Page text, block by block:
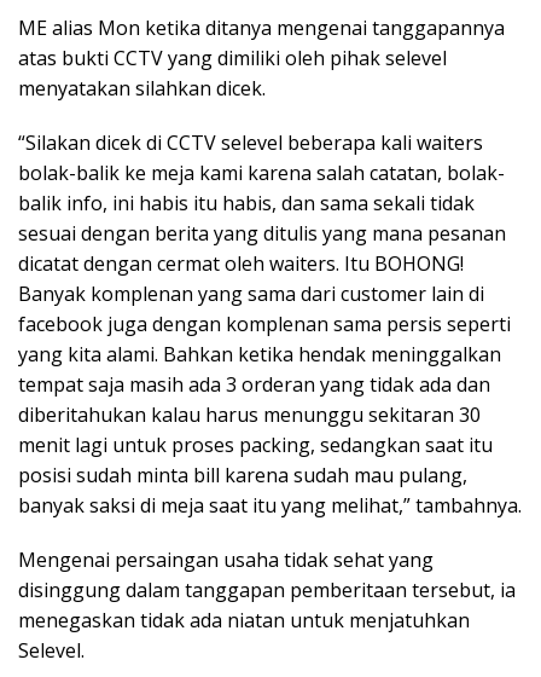
ME alias Mon ketika ditanya mengenai tanggapannya
atas bukti CCTV yang dimiliki oleh pihak selevel
menyatakan silahkan dicek.
“Silakan dicek di CCTV selevel beberapa kali waiters
bolak-balik ke meja kami karena salah catatan, bolak-
balik info, ini habis itu habis, dan sama sekali tidak
sesuai dengan berita yang ditulis yang mana pesanan
dicatat dengan cermat oleh waiters. Itu BOHONG!
Banyak komplenan yang sama dari customer lain di
facebook juga dengan komplenan sama persis seperti
yang kita alami. Bahkan ketika hendak meninggalkan
tempat saja masih ada 3 orderan yang tidak ada dan
diberitahukan kalau harus menunggu sekitaran 30
menit lagi untuk proses packing, sedangkan saat itu
posisi sudah minta bill karena sudah mau pulang,
banyak saksi di meja saat itu yang melihat,” tambahnya.
Mengenai persaingan usaha tidak sehat yang
disinggung dalam tanggapan pemberitaan tersebut, ia
menegaskan tidak ada niatan untuk menjatuhkan
Selevel.